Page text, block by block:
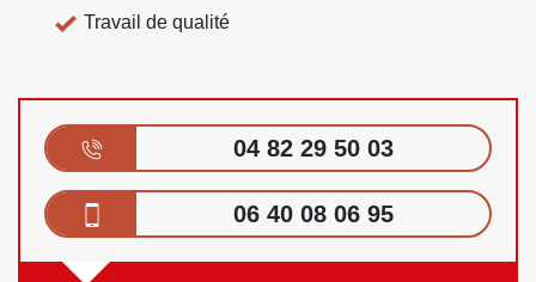
Travail de qualité
04 82 29 50 03
06 40 08 06 95